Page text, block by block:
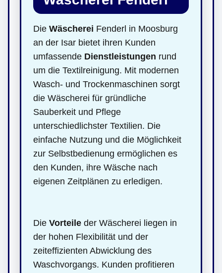
Die Wäscherei Fenderl in Moosburg
an der Isar bietet ihren Kunden
umfassende Dienstleistungen rund
um die Textilreinigung. Mit modernen
Wasch- und Trockenmaschinen sorgt
die Wäscherei für gründliche
Sauberkeit und Pflege
unterschiedlichster Textilien. Die
einfache Nutzung und die Möglichkeit
zur Selbstbedienung ermöglichen es
den Kunden, ihre Wäsche nach
eigenen Zeitplänen zu erledigen.
Die Vorteile der Wäscherei liegen in
der hohen Flexibilität und der
zeiteffizienten Abwicklung des
Waschvorgangs. Kunden profitieren